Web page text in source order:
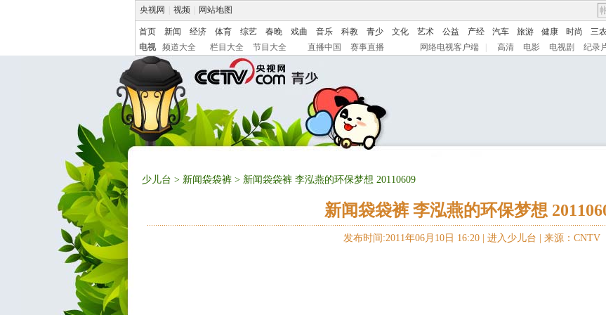
央视网 视频 网站地图
首页 新闻 经济 体育 综艺 春晚 戏曲 音乐 科教 青少 文化 艺术 公益 产经 汽车 旅游 健康 时尚 三农
电视
频道大全 栏目大全 节目大全 直播中国 赛事直播 网络电视客户端 高清 电影 电视剧 纪录
少儿台 > 新闻袋袋裤 > 新闻袋袋裤 李泓燕的环保梦想 20110609
新闻袋袋裤 李泓燕的环保梦想
发布时间:2011年06月10日 16:20 | 进入少儿台 来源：CNTV